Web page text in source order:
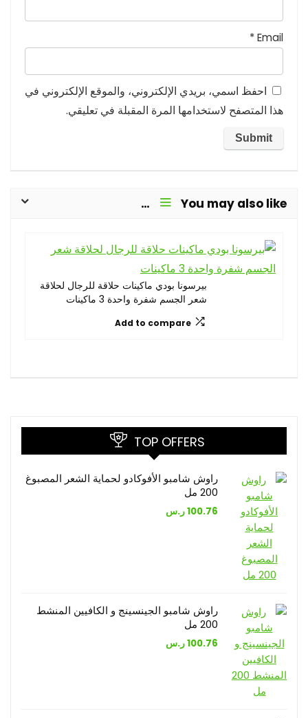
Email
*
احفظ اسمي، بريدي الإلكتروني، والموقع الإلكتروني في
هذا المتصفح لاستخدامها المرة المقبلة في تعليقي.
You may also like…
بيرسونا بودي ماكينات حلاقة للرجال لحلاقة
شعر الجسم شفرة واحدة 3 ماكينات
Add to compare
TOP OFFERS
راوش شامبو الأفوكادو لحماية الشعر المصبوغ
200 مل
100.76ر.س
راوش شامبو الجينسينج و الكافيين المنشط
200 مل
100.76ر.س